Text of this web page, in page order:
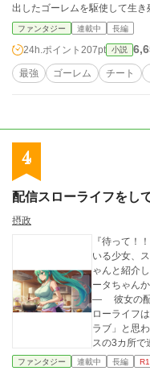
出したゴーレムを駆使して生き
ファンタジー 連載中 長編
24h.ポイント 207pt 小説
最強 ゴーレム チート
4
配信スローライフをし
摂政
『待って！！ これは
いる少女、
ゃんと紹介
ータちゃん
― 彼女の配信
ローライフは、どこいったのよぉ～!!
ラブ」と思
スの3カ所で
ファンタジー 連載中 長編